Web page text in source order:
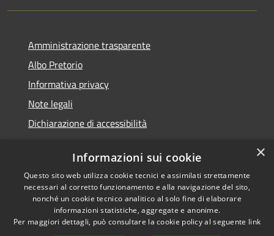
Amministrazione trasparente
Albo Pretorio
Informativa privacy
Note legali
Dichiarazione di accessibilità
RSS
Accessibilità
Cookie
Copyright © 2026 • Comune di
Veduggio con Colzano •
Powered byMunicipium
Accesso redazione
×
Informazioni sui cookie
Questo sito web utilizza cookie tecnici e assimilati strettamente
necessari al corretto funzionamento e alla navigazione del sito,
nonché un cookie tecnico analitico al solo fine di elaborare
informazioni statistiche, aggregate e anonime.
Per maggiori dettagli, può consultare la cookie policy al seguente link